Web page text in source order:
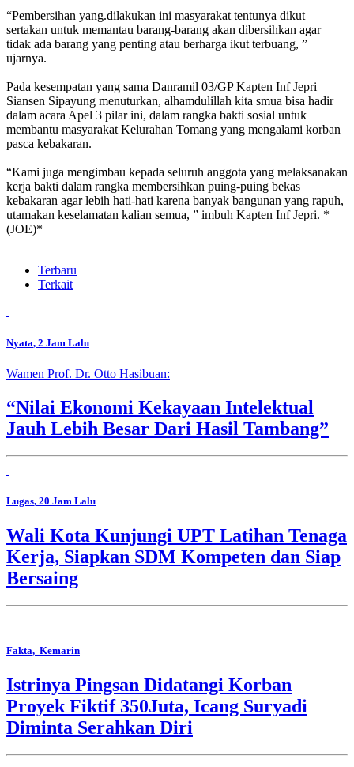
“Pembersihan yang.dilakukan ini masyarakat tentunya dikut
sertakan untuk memantau barang-barang akan dibersihkan agar
tidak ada barang yang penting atau berharga ikut terbuang, ”
ujarnya.
Pada kesempatan yang sama Danramil 03/GP Kapten Inf Jepri
Siansen Sipayung menuturkan, alhamdulillah kita smua bisa hadir
dalam acara Apel 3 pilar ini, dalam rangka bakti sosial untuk
membantu masyarakat Kelurahan Tomang yang mengalami korban
pasca kebakaran.
“Kami juga mengimbau kepada seluruh anggota yang melaksanakan
kerja bakti dalam rangka membersihkan puing-puing bekas
kebakaran agar lebih hati-hati karena banyak bangunan yang rapuh,
utamakan keselamatan kalian semua, ” imbuh Kapten Inf Jepri. *
(JOE)*
Terbaru
Terkait
Nyata, 2 Jam Lalu
Wamen Prof. Dr. Otto Hasibuan:
“Nilai Ekonomi Kekayaan Intelektual
Jauh Lebih Besar Dari Hasil Tambang”
Lugas, 20 Jam Lalu
Wali Kota Kunjungi UPT Latihan Tenaga
Kerja, Siapkan SDM Kompeten dan Siap
Bersaing
Fakta, Kemarin
Istrinya Pingsan Didatangi Korban
Proyek Fiktif 350Juta, Icang Suryadi
Diminta Serahkan Diri